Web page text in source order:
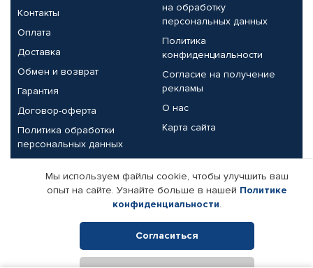
Контакты
Оплата
Доставка
Обмен и возврат
Гарантия
Договор-оферта
Политика обработки
персональных данных
на обработку
персональных данных
Политика
конфиденциальности
Согласие на получение
рекламы
О нас
Карта сайта
Партнерам
Корпоративным клиентам
Поставщикам
Реквизиты компании
Мы используем файлы cookie, чтобы улучшить ваш
опыт на сайте. Узнайте больше в нашей Политике
конфиденциальности.
Согласиться